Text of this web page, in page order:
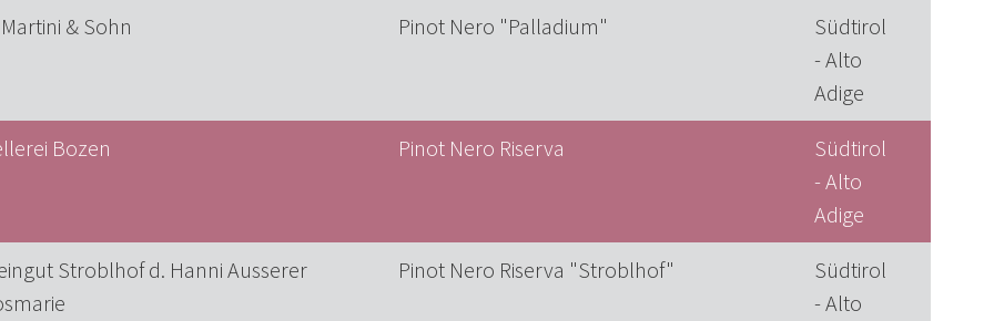
Martini & Sohn Pinot Nero "Palladium"
Südtirol
- Alto
Adige
Bozen Pinot Nero Riserva
Südtirol
- Alto
Adige
Stroblhof d. Hanni Ausserer
Pinot Nero Riserva "Stroblhof"
Südtirol
- Alto